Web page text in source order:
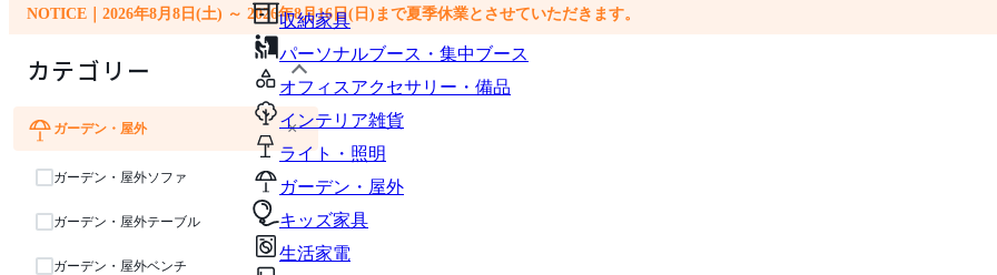
収納家具
パーソナルブース・集中ブース
オフィスアクセサリー・備品
インテリア雑貨
ライト・照明
ガーデン・屋外
キッズ家具
生活家電
NOTICE｜2026年8月8日(土) ～ 2026年8月16日(日)まで夏季休業とさせていただきます。
カテゴリー
チェア・椅子
テーブル・デスク
オフィスアクセサリー・備品
インテリア雑貨
ガーデン・屋外 ×
ガーデン・屋外ソファ
ガーデン・屋外テーブル
ガーデン・屋外ベンチ